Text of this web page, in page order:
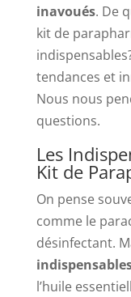
inavoués. De
kit de
tendances et
Nous nous
questions.
Les
Kit de
On pense
comme le
désinfectant.
l’huile